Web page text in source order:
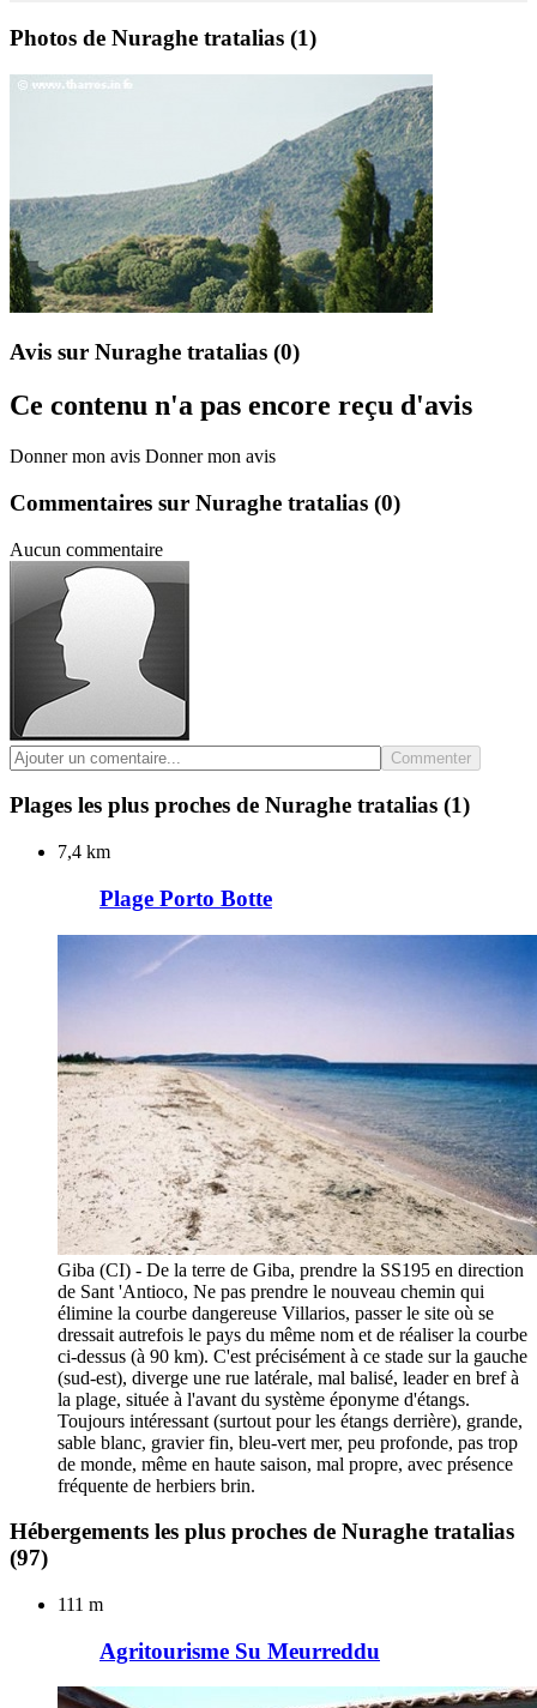
Photos de Nuraghe tratalias (1)
Avis sur Nuraghe tratalias (0)
Ce contenu n'a pas encore reçu d'avis
Donner mon avis Donner mon avis
Commentaires sur Nuraghe tratalias (0)
Aucun commentaire
Commenter
Plages les plus proches de Nuraghe tratalias (1)
7,4 km
Plage Porto Botte
Giba (CI) - De la terre de Giba, prendre la SS195 en direction
de Sant 'Antioco, Ne pas prendre le nouveau chemin qui
élimine la courbe dangereuse Villarios, passer le site où se
dressait autrefois le pays du même nom et de réaliser la courbe
ci-dessus (à 90 km). C'est précisément à ce stade sur la gauche
(sud-est), diverge une rue latérale, mal balisé, leader en bref à
la plage, située à l'avant du système éponyme d'étangs.
Toujours intéressant (surtout pour les étangs derrière), grande,
sable blanc, gravier fin, bleu-vert mer, peu profonde, pas trop
de monde, même en haute saison, mal propre, avec présence
fréquente de herbiers brin.
Hébergements les plus proches de Nuraghe tratalias
(97)
111 m
Agritourisme Su Meurreddu